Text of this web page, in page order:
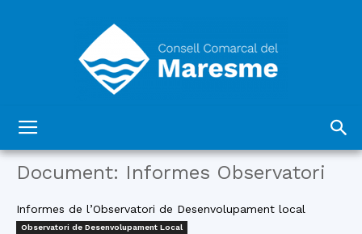
Comarcal
Document: Informes Observatori
Informes de l’Observatori de Desenvolupament local
Observatori de Desenvolupament Local